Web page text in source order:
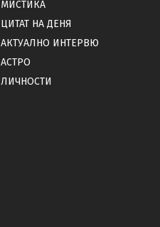
МИСТИКА
ЦИТАТ НА ДЕНЯ
АКТУАЛНО ИНТЕРВЮ
АСТРО
ЛИЧНОСТИ